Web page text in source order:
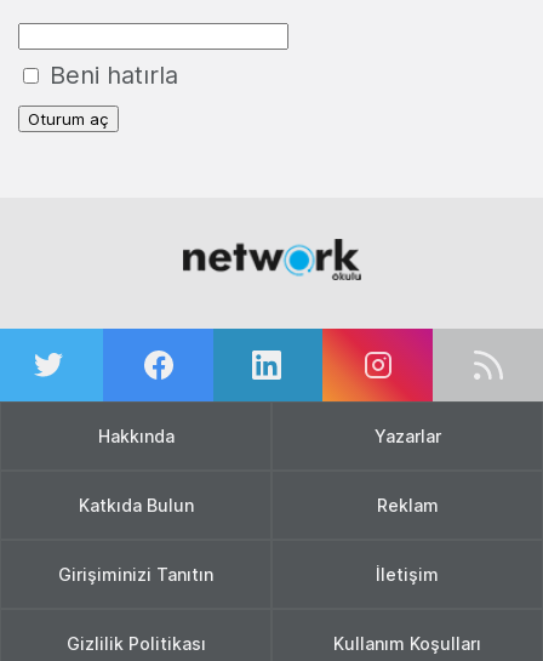
Beni hatırla
Hakkında Yazarlar
Katkıda Bulun Reklam
Girişiminizi Tanıtın İletişim
Gizlilik Politikası Kullanım Koşulları